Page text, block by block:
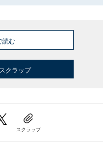
読む
クラップ
スクラップ